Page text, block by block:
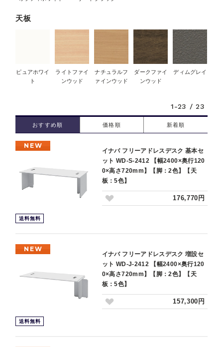
天板
ピュアホワイ
ト
ライトファイ
ンウッド
ナチュラルフ
ァインウッド
ダークファイ
ンウッド
ディムグレイ
1-23 / 23
おすすめ順 価格順 新着順
NEW
送料無料
イナバ フリーアドレスデスク 基本セ
ット WD-S-2412 【幅2400×奥行120
0×高さ720mm】【脚：2色】【天
板：5色】
176,770円
NEW
送料無料
イナバ フリーアドレスデスク 増設セ
ット WD-J-2412 【幅2400×奥行120
0×高さ720mm】【脚：2色】【天
板：5色】
157,300円